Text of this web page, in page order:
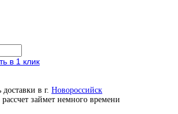
в 1 клик
в г. Новороссийск
займет немного времени